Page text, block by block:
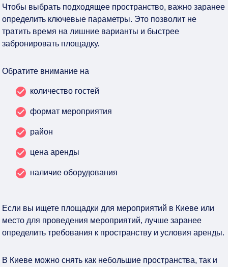
Чтобы выбрать подходящее пространство, важно заранее
определить ключевые параметры. Это позволит не
тратить время на лишние варианты и быстрее
забронировать площадку.
Обратите внимание на
количество гостей
формат мероприятия
район
цена аренды
наличие оборудования
Если вы ищете площадки для мероприятий в Киеве или
место для проведения мероприятий, лучше заранее
определить требования к пространству и условия аренды.
В Киеве можно снять как небольшие пространства, так и